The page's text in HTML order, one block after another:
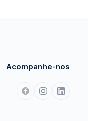
Acompanhe-nos